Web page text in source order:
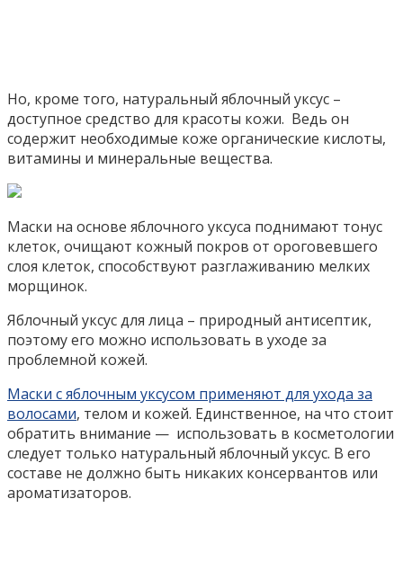
Но, кроме того, натуральный яблочный уксус –
доступное средство для красоты кожи. Ведь он
содержит необходимые коже органические кислоты,
витамины и минеральные вещества.
Маски на основе яблочного уксуса поднимают тонус
клеток, очищают кожный покров от ороговевшего
слоя клеток, способствуют разглаживанию мелких
морщинок.
Яблочный уксус для лица – природный антисептик,
поэтому его можно использовать в уходе за
проблемной кожей.
Маски с яблочным уксусом применяют для ухода за
волосами, телом и кожей. Единственное, на что стоит
обратить внимание — использовать в косметологии
следует только натуральный яблочный уксус. В его
составе не должно быть никаких консервантов или
ароматизаторов.